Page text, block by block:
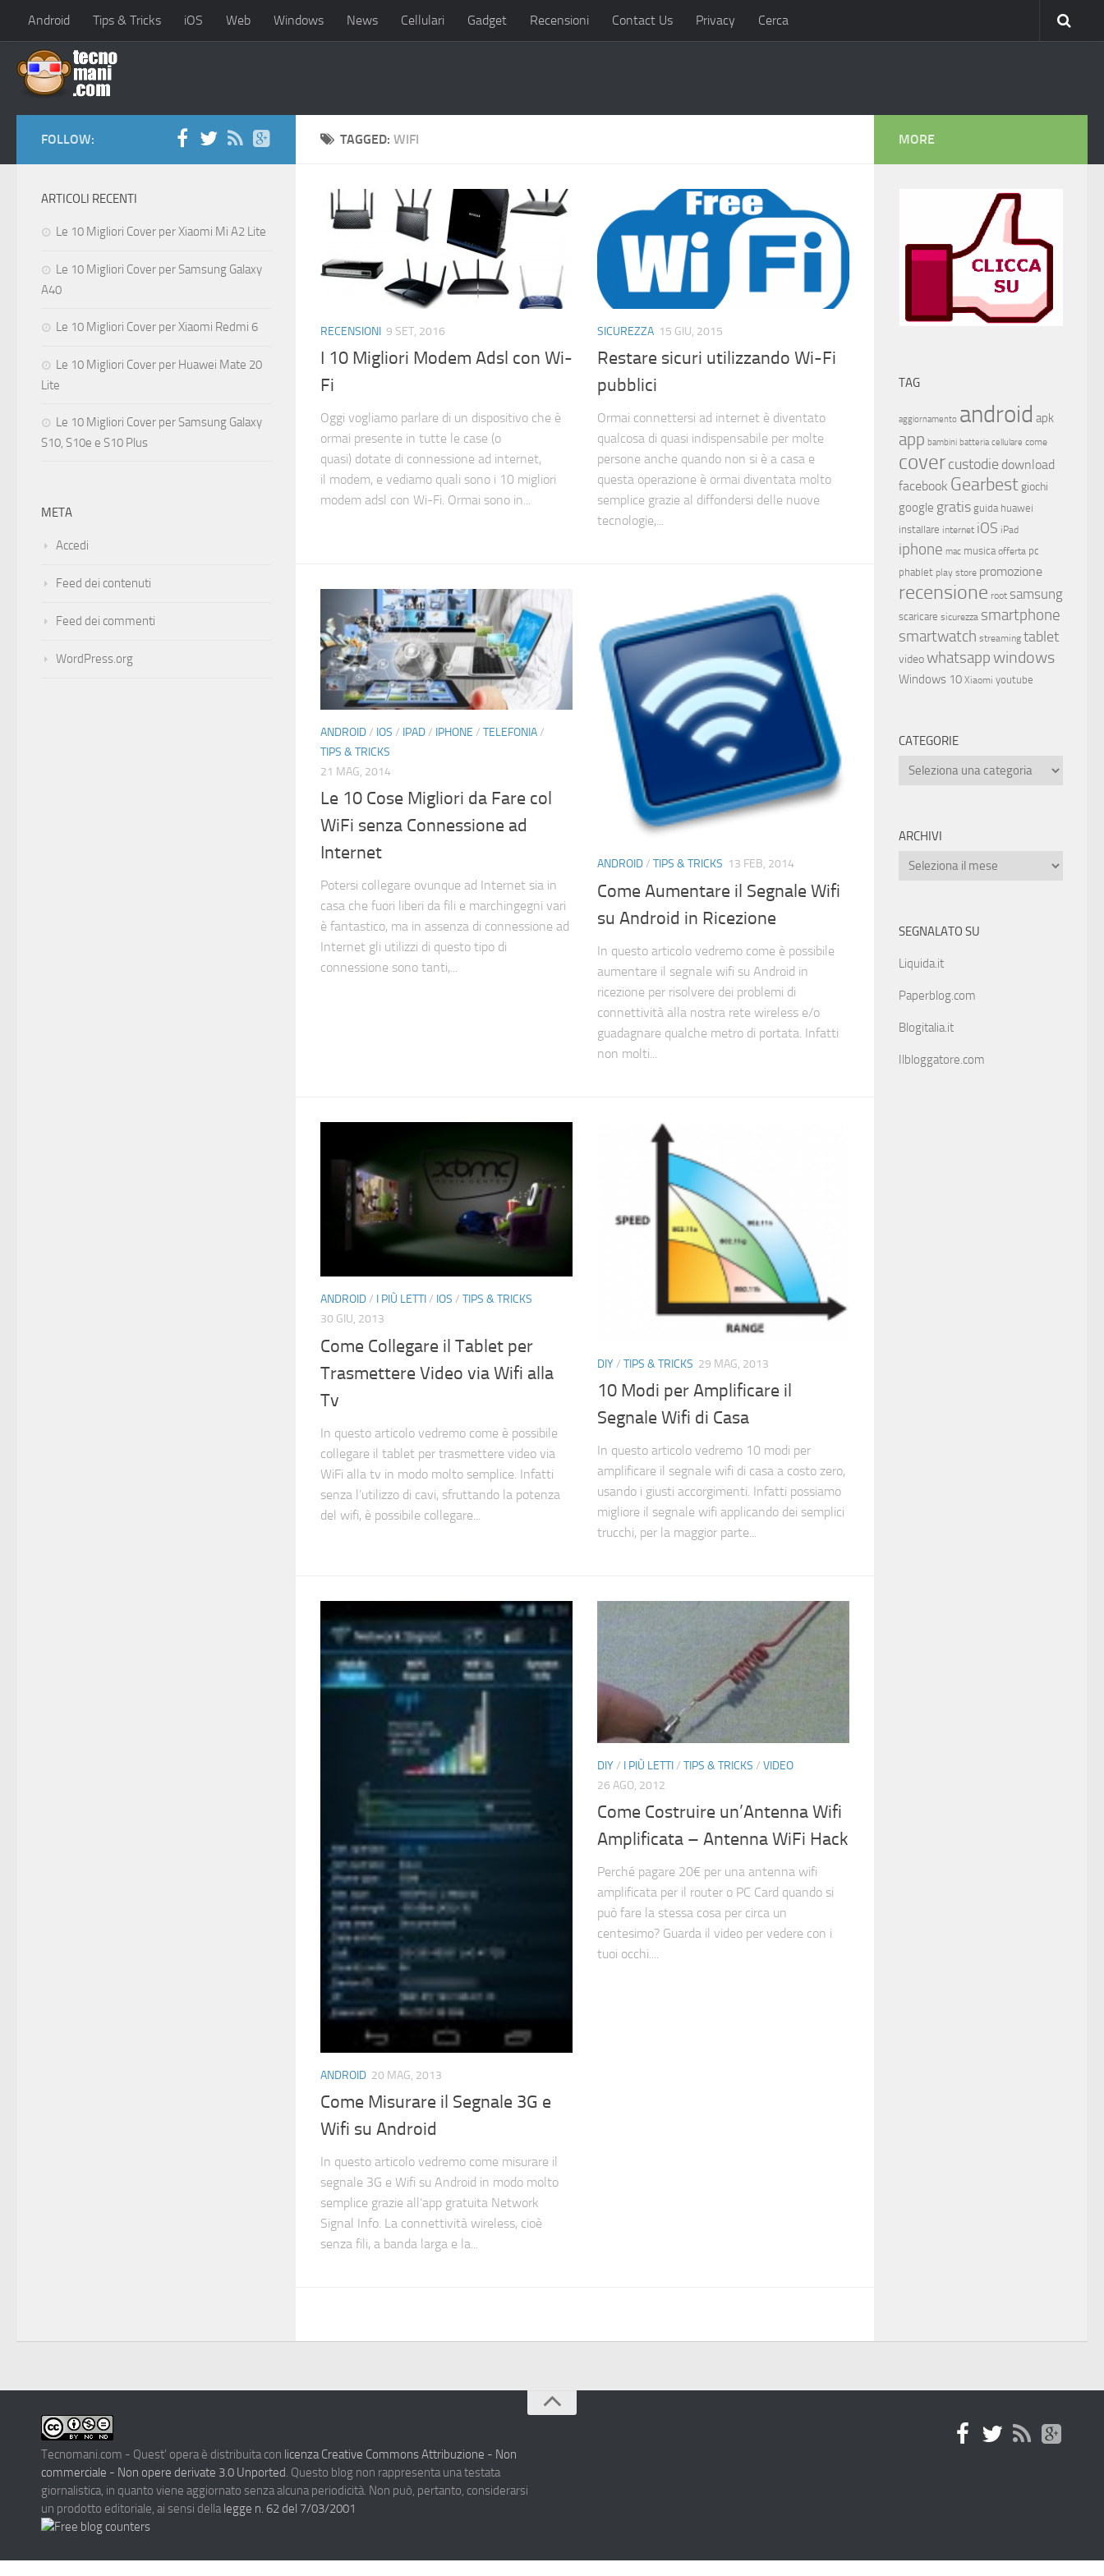
Android Tips & Tricks iOS Web Windows News Cellulari Gadget Recensioni Contact Us Privacy Cerca
TAGGED: WIFI
RECENSIONI 9 SET, 2016
I 10 Migliori Modem Adsl con Wi-
Fi
Oggi vogliamo parlare di un dispositivo che è
ormai presente in tutte le case (o
quasi) dotate di connessione ad internet,
il modem, e vediamo quali sono i 10 migliori
modem adsl con Wi-Fi. Ormai sono in...
SICUREZZA 15 GIU, 2015
Restare sicuri utilizzando Wi-Fi
pubblici
Ormai connettersi ad internet è diventato
qualcosa di quasi indispensabile per molte
persone anche quando non si è a casa e
questa operazione è ormai diventata molto
semplice grazie al diffondersi delle nuove
tecnologie,...
ANDROID/ IOS / IPAD/ IPHONE / TELEFONIA/
TIPS & TRICKS
21 MAG, 2014
Le 10 Cose Migliori da Fare col
WiFi senza Connessione ad
Internet
Potersi collegare ovunque ad Internet sia in
casa che fuori liberi da fili e marchingegni vari
è fantastico, ma in assenza di connessione ad
Internet gli utilizzi di questo tipo di
connessione sono tanti,...
ANDROID/ TIPS & TRICKS 13 FEB, 2014
Come Aumentare il Segnale Wifi
su Android in Ricezione
In questo articolo vedremo come è possibile
aumentare il segnale wifi su Android in
ricezione per risolvere dei problemi di
connettività alla nostra rete wireless e/o
guadagnare qualche metro di portata. Infatti
non molti...
ANDROID/ I PIÙ LETTI/ IOS / TIPS & TRICKS
30 GIU, 2013
Come Collegare il Tablet per
Trasmettere Video via Wifi alla
Tv
In questo articolo vedremo come è possibile
collegare il tablet per trasmettere video via
WiFi alla tv in modo molto semplice. Infatti
senza l’utilizzo di cavi, sfruttando la potenza
del wifi, è possibile collegare...
DIY/ TIPS & TRICKS 29 MAG, 2013
10 Modi per Amplificare il
Segnale Wifi di Casa
In questo articolo vedremo 10 modi per
amplificare il segnale wifi di casa a costo zero,
usando i giusti accorgimenti. Infatti possiamo
migliore il segnale wifi applicando dei semplici
trucchi, per la maggior parte...
ANDROID 20 MAG, 2013
Come Misurare il Segnale 3G e
Wifi su Android
In questo articolo vedremo come misurare il
segnale 3G e Wifi su Android in modo molto
semplice grazie all’app gratuita Network
Signal Info. La connettività wireless, cioè
senza fili, a banda larga e la...
DIY/ I PIÙ LETTI/ TIPS & TRICKS / VIDEO
26 AGO, 2012
Come Costruire un’Antenna Wifi
Amplificata – Antenna WiFi Hack
Perché pagare 20€ per una antenna wifi
amplificata per il router o PC Card quando si
può fare la stessa cosa per circa un
centesimo? Guarda il video per vedere con i
tuoi occhi....
FOLLOW:
ARTICOLI RECENTI
Le 10 Migliori Cover per Xiaomi Mi A2 Lite
Le 10 Migliori Cover per Samsung Galaxy
A40
Le 10 Migliori Cover per Xiaomi Redmi 6
Le 10 Migliori Cover per Huawei Mate 20
Lite
Le 10 Migliori Cover per Samsung Galaxy
S10, S10e e S10 Plus
META
Accedi
Feed dei contenuti
Feed dei commenti
WordPress.org
MORE
TAG
aggiornamento android apk
app bambini batteria cellulare come
covercustodie download
facebook Gearbest giochi
google gratis guida huawei
installare internet iOS iPad
iphone mac musica offerta pc
phablet play store promozione
recensione root samsung
scaricare sicurezza smartphone
smartwatch streaming tablet
videowhatsappwindows
Windows 10 Xiaomi youtube
CATEGORIE
ARCHIVI
SEGNALATO SU
Liquida.it
Paperblog.com
Blogitalia.it
Ilbloggatore.com
Tecnomani.com - Quest' opera è distribuita con licenza Creative Commons Attribuzione - Non
commerciale - Non opere derivate 3.0 Unported. Questo blog non rappresenta una testata
giornalistica, in quanto viene aggiornato senza alcuna periodicità. Non può, pertanto, considerarsi
un prodotto editoriale, ai sensi dellalegge n. 62 del 7/03/2001